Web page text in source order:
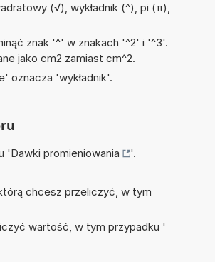
(√), wykładnik (^), pi (π),
znak '^' w znakach '^2' i '^3'.
jako cm2 zamiast cm^2.
oznacza 'wykładnik'.
'Dawki promieniowania
'.
chcesz przeliczyć, w tym
wartość, w tym przypadku '